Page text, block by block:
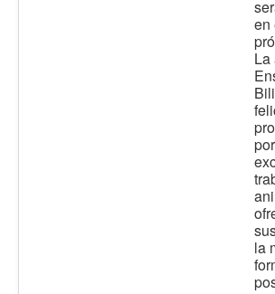
en
La
la